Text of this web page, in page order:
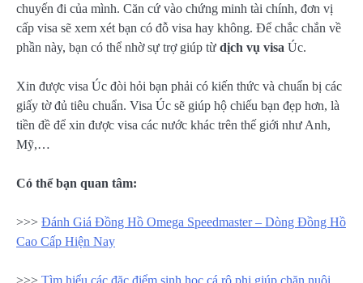
chuyến đi của mình. Căn cứ vào chứng minh tài chính, đơn vị
cấp visa sẽ xem xét bạn có đỗ visa hay không. Để chắc chắn về
phần này, bạn có thể nhờ sự trợ giúp từ dịch vụ visa Úc.
Xin được visa Úc đòi hỏi bạn phải có kiến thức và chuẩn bị các
giấy tờ đủ tiêu chuẩn. Visa Úc sẽ giúp hộ chiếu bạn đẹp hơn, là
tiền đề để xin được visa các nước khác trên thế giới như Anh,
Mỹ,…
Có thể bạn quan tâm:
>>> Đánh Giá Đồng Hồ Omega Speedmaster – Dòng Đồng Hồ
Cao Cấp Hiện Nay
>>> Tìm hiểu các đặc điểm sinh học cá rô phi giúp chăn nuôi